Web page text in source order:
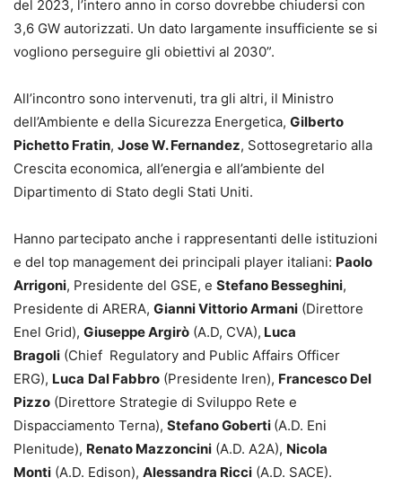
del 2023, l’intero anno in corso dovrebbe chiudersi con
3,6 GW autorizzati. Un dato largamente insufficiente se si
vogliono perseguire gli obiettivi al 2030”.
All’incontro sono intervenuti, tra gli altri, il Ministro
dell’Ambiente e della Sicurezza Energetica, Gilberto
Pichetto Fratin, Jose W. Fernandez, Sottosegretario alla
Crescita economica, all’energia e all’ambiente del
Dipartimento di Stato degli Stati Uniti.
Hanno partecipato anche i rappresentanti delle istituzioni
e del top management dei principali player italiani: Paolo
Arrigoni, Presidente del GSE, e Stefano Besseghini,
Presidente di ARERA, Gianni Vittorio Armani (Direttore
Enel Grid), Giuseppe Argirò (A.D, CVA), Luca
Bragoli (Chief Regulatory and Public Affairs Officer
ERG), Luca Dal Fabbro (Presidente Iren), Francesco Del
Pizzo (Direttore Strategie di Sviluppo Rete e
Dispacciamento Terna), Stefano Goberti (A.D. Eni
Plenitude), Renato Mazzoncini (A.D. A2A), Nicola
Monti (A.D. Edison), Alessandra Ricci (A.D. SACE).